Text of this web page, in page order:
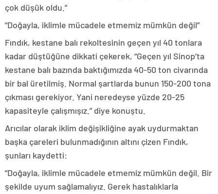
çok düşük oldu.”
“Doğayla, iklimle mücadele etmemiz mümkün değil”
Fındık, kestane balı rekoltesinin geçen yıl 40 tonlara
kadar düştüğüne dikkati çekerek, “Geçen yıl Sinop’ta
kestane balı bazında baktığımızda 40-50 ton civarında
bir bal üretilmiş. Normal şartlarda bunun 150-200 tona
çıkması gerekiyor. Yani neredeyse yüzde 20-25
kapasiteyle çalışmışız.” diye konuştu.
Arıcılar olarak iklim değişikliğine ayak uydurmaktan
başka çareleri bulunmadığının altını çizen Fındık,
şunları kaydetti:
“Doğayla, iklimle mücadele etmemiz mümkün değil. Bir
şekilde uyum sağlamalıyız. Gerek hastalıklarla